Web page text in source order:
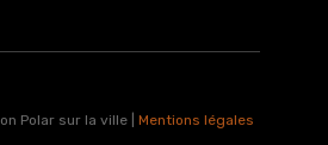
Polar sur la ville | Mentions légales